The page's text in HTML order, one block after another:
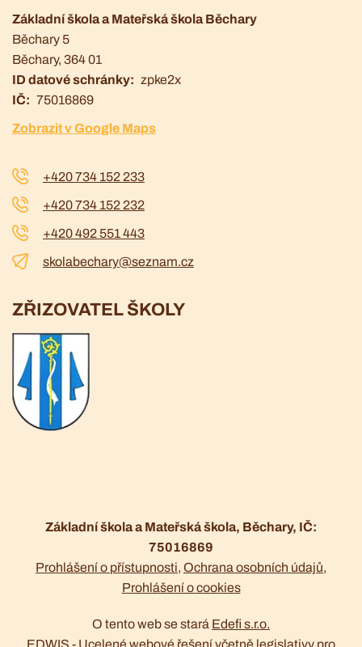
Základní škola a Mateřská škola Běchary
Běchary 5
Běchary, 364 01
ID datové schránky
zpke2x
IČ
75016869
Zobrazit v Google Maps
+420 734 152 233
+420 734 152 232
+420 492 551 443
skolabechary@seznam.cz
ZŘIZOVATEL ŠKOLY
Základní škola a Mateřská škola, Běchary, IČ:
75016869
Prohlášení o přístupnosti Ochrana osobních údajů
Prohlášení o cookies
O tento web se stará Edefi s.r.o.
EDWIS - Ucelené webové řešení včetně legislativy pro